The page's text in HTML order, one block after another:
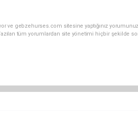
ve gebzehurses.com sitesine yaptığınız
tüm yorumlardan site yönetimi hiçbir şekilde